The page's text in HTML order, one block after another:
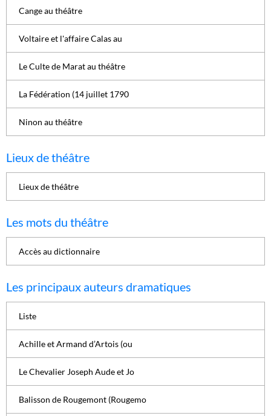
Cange au théâtre
Voltaire et l'affaire Calas au
Le Culte de Marat au théâtre
La Fédération (14 juillet 1790
Ninon au théâtre
Lieux de théâtre
Lieux de théâtre
Les mots du théâtre
Accès au dictionnaire
Les principaux auteurs dramatiques
Liste
Achille et Armand d’Artois (ou
Le Chevalier Joseph Aude et Jo
Balisson de Rougemont (Rougemo